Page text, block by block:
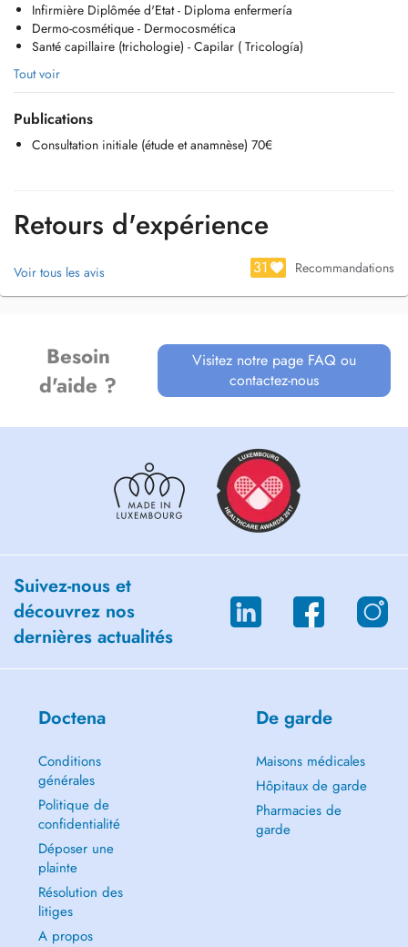
Especializada en tratamientos estéticos avanzados. Con formación en
varias áreas complementarias como la salud capilar (tricología), la
cosmética, así como en el cuidado personalizado de la piel.
cita que se adapte a tu disponibilidad.
Infirmière Diplômée d'Etat - Diploma enfermería
Dermo-cosmétique - Dermocosmética
Santé capillaire (trichologie) - Capilar ( Tricología)
Tout voir
Publications
Consultation initiale (étude et anamnèse) 70€
Retours d'expérience
Voir tous les avis 31 Recommandations
Besoin
d'aide ?
Visitez notre page FAQ ou
contactez-nous
Suivez-nous et
découvrez nos
dernières actualités
Doctena
Conditions
générales
Politique de
confidentialité
Déposer une
plainte
Résolution des
litiges
A propos
De garde
Maisons médicales
Hôpitaux de garde
Pharmacies de
garde